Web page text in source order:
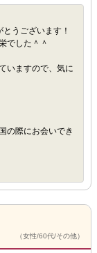
うございます！
でした＾＾
いますので、気に
の際にお会いでき
（女性/60代/その他）